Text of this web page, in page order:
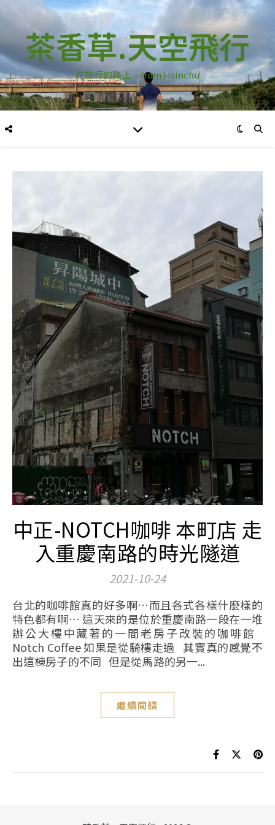
茶香草.天空飛行
在旅行的路上…from Hsinchu
中正-NOTCH咖啡 本町店 走
入重慶南路的時光隧道
2021-10-24
台北的咖啡館真的好多啊…而且各式各樣什麼樣的
特色都有啊… 這天來的是位於重慶南路一段在一堆
辦公大樓中藏著的一間老房子改裝的咖啡館
Notch Coffee 如果是從騎樓走過 其實真的感覺不
出這棟房子的不同 但是從馬路的另一...
繼續閱讀